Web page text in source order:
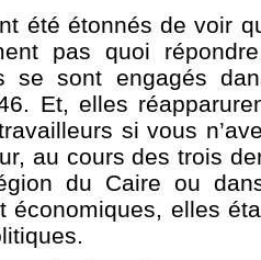
été étonnés de voir
pas quoi
se sont engagés
Et, elles
si vous
au cours des trois
du Caire ou
économiques, elles